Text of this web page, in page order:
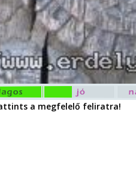
a megfelelő feliratra!